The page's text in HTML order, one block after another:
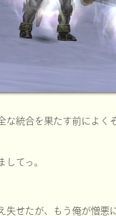
な統合を果たす前によ
してっ。
失せたが、もう俺が憎悪